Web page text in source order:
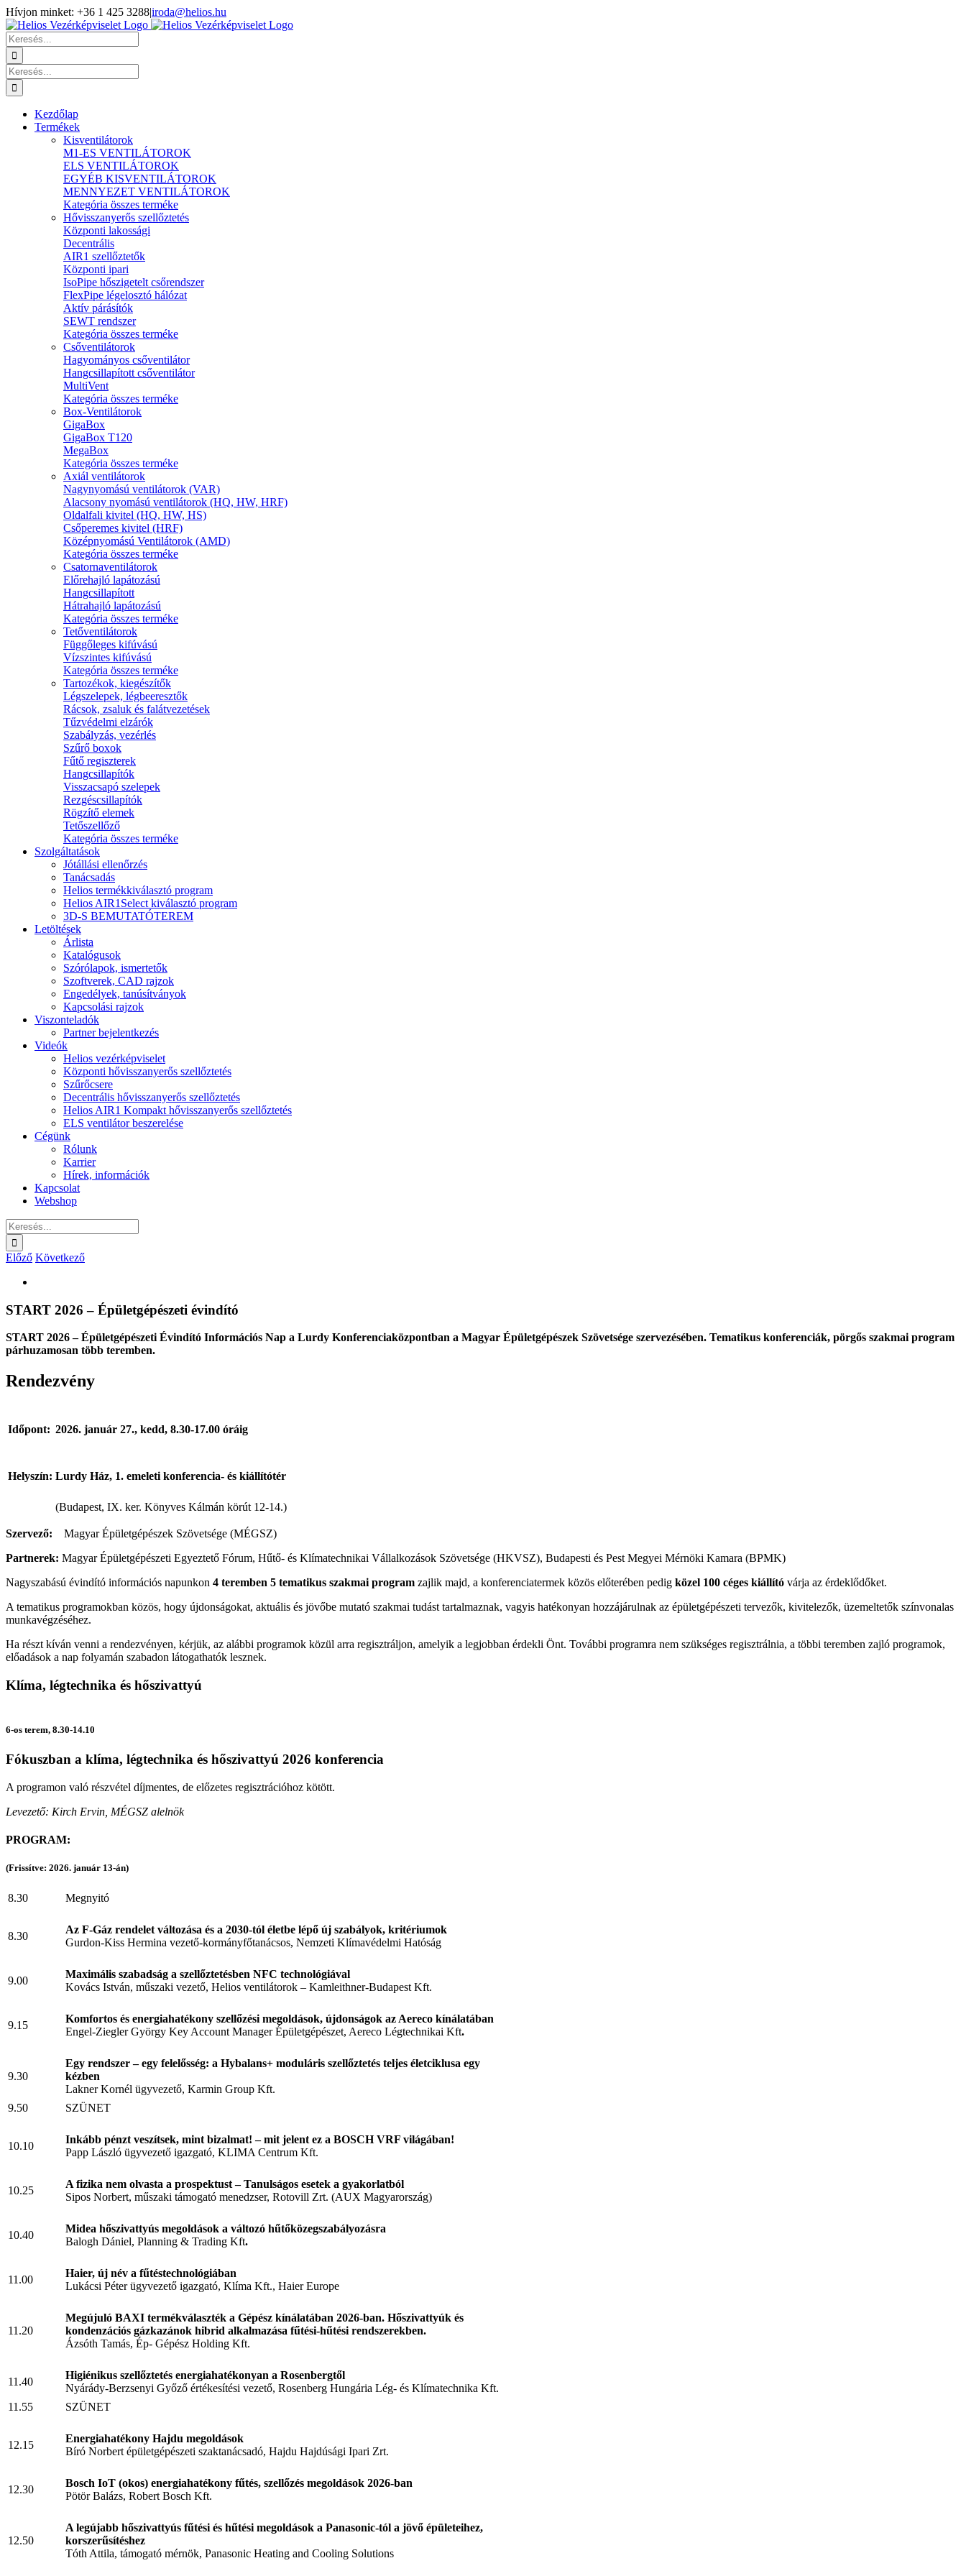
Kihagyás
Hívjon minket: +36 1 425 3288|iroda@helios.hu
YouTube
Facebook
Keresés...
Keresés...
Kezdőlap
Termékek
Kisventilátorok
M1-ES VENTILÁTOROK
ELS VENTILÁTOROK
EGYÉB KISVENTILÁTOROK
MENNYEZET VENTILÁTOROK
Kategória összes terméke
Hővisszanyerős szellőztetés
Központi lakossági
Decentrális
AIR1 szellőztetők
Központi ipari
IsoPipe hőszigetelt csőrendszer
FlexPipe légelosztó hálózat
Aktív párásítók
SEWT rendszer
Kategória összes terméke
Csőventilátorok
Hagyományos csőventilátor
Hangcsillapított csőventilátor
MultiVent
Kategória összes terméke
Box-Ventilátorok
GigaBox
GigaBox T120
MegaBox
Kategória összes terméke
Axiál ventilátorok
Nagynyomású ventilátorok (VAR)
Alacsony nyomású ventilátorok (HQ, HW, HRF)
Oldalfali kivitel (HQ, HW, HS)
Csőperemes kivitel (HRF)
Középnyomású Ventilátorok (AMD)
Kategória összes terméke
Csatornaventilátorok
Előrehajló lapátozású
Hangcsillapított
Hátrahajló lapátozású
Kategória összes terméke
Tetőventilátorok
Függőleges kifúvású
Vízszintes kifúvású
Kategória összes terméke
Tartozékok, kiegészítők
Légszelepek, légbeeresztők
Rácsok, zsaluk és falátvezetések
Tűzvédelmi elzárók
Szabályzás, vezérlés
Szűrő boxok
Fűtő regiszterek
Hangcsillapítók
Visszacsapó szelepek
Rezgéscsillapítók
Rögzítő elemek
Tetőszellőző
Kategória összes terméke
Szolgáltatások
Jótállási ellenőrzés
Tanácsadás
Helios termékkiválasztó program
Helios AIR1Select kiválasztó program
3D-S BEMUTATÓTEREM
Letöltések
Árlista
Katalógusok
Szórólapok, ismertetők
Szoftverek, CAD rajzok
Engedélyek, tanúsítványok
Kapcsolási rajzok
Viszonteladók
Partner bejelentkezés
Videók
Helios vezérképviselet
Központi hővisszanyerős szellőztetés
Szűrőcsere
Decentrális hővisszanyerős szellőztetés
Helios AIR1 Kompakt hővisszanyerős szellőztetés
ELS ventilátor beszerelése
Cégünk
Rólunk
Karrier
Hírek, információk
Kapcsolat
Webshop
Keresés...
Előző Következő
Image
START 2026 – Épületgépészeti évindító
START 2026 – Épületgépészeti Évindító Információs Nap a Lurdy Konferenciaközpontban a Magyar Épületgépészek Szövetsége szervezésében. Tematikus konferenciák, pörgős szakmai program
párhuzamosan több teremben.
Rendezvény
Időpont: 2026. január 27., kedd, 8.30-17.00 óráig
Helyszín: Lurdy Ház, 1. emeleti konferencia- és kiállítótér
(Budapest, IX. ker. Könyves Kálmán körút 12-14.)
Szervező: Magyar Épületgépészek Szövetsége (MÉGSZ)
Partnerek: Magyar Épületgépészeti Egyeztető Fórum, Hűtő- és Klímatechnikai Vállalkozások Szövetsége (HKVSZ), Budapesti és Pest Megyei Mérnöki Kamara (BPMK)
Nagyszabású évindító információs napunkon 4 teremben 5 tematikus szakmai program zajlik majd, a konferenciatermek közös előterében pedig közel 100 céges kiállító várja az érdeklődőket.
A tematikus programokban közös, hogy újdonságokat, aktuális és jövőbe mutató szakmai tudást tartalmaznak, vagyis hatékonyan hozzájárulnak az épületgépészeti tervezők, kivitelezők, üzemeltetők színvonalas
munkavégzéséhez.
Ha részt kíván venni a rendezvényen, kérjük, az alábbi programok közül arra regisztráljon, amelyik a legjobban érdekli Önt. További programra nem szükséges regisztrálnia, a többi teremben zajló programok,
előadások a nap folyamán szabadon látogathatók lesznek.
Klíma, légtechnika és hőszivattyú
6-os terem, 8.30-14.10
Fókuszban a klíma, légtechnika és hőszivattyú 2026 konferencia
A programon való részvétel díjmentes, de előzetes regisztrációhoz kötött.
Levezető: Kirch Ervin, MÉGSZ alelnök
PROGRAM:
(Frissítve: 2026. január 13-án)
8.30 Megnyitó
8.30
Az F-Gáz rendelet változása és a 2030-tól életbe lépő új szabályok, kritériumok
Gurdon-Kiss Hermina vezető-kormányfőtanácsos, Nemzeti Klímavédelmi Hatóság
9.00
Maximális szabadság a szellőztetésben NFC technológiával
Kovács István, műszaki vezető, Helios ventilátorok – Kamleithner-Budapest Kft.
9.15
Komfortos és energiahatékony szellőzési megoldások, újdonságok az Aereco kínálatában
Engel-Ziegler György Key Account Manager Épületgépészet, Aereco Légtechnikai Kft.
9.30
Egy rendszer – egy felelősség: a Hybalans+ moduláris szellőztetés teljes életciklusa egy
kézben
Lakner Kornél ügyvezető, Karmin Group Kft.
9.50
SZÜNET
10.10
Inkább pénzt veszítsek, mint bizalmat! – mit jelent ez a BOSCH VRF világában!
Papp László ügyvezető igazgató, KLIMA Centrum Kft.
10.25
A fizika nem olvasta a prospektust – Tanulságos esetek a gyakorlatból
Sipos Norbert, műszaki támogató menedzser, Rotovill Zrt. (AUX Magyarország)
10.40
Midea hőszivattyús megoldások a változó hűtőközegszabályozásra
Balogh Dániel, Planning & Trading Kft.
11.00
Haier, új név a fűtéstechnológiában
Lukácsi Péter ügyvezető igazgató, Klíma Kft., Haier Europe
11.20
Megújuló BAXI termékválaszték a Gépész kínálatában 2026-ban. Hőszivattyúk és
kondenzációs gázkazánok hibrid alkalmazása fűtési-hűtési rendszerekben.
Ázsóth Tamás, Ép- Gépész Holding Kft.
11.40
Higiénikus szellőztetés energiahatékonyan a Rosenbergtől
Nyárády-Berzsenyi Győző értékesítési vezető, Rosenberg Hungária Lég- és Klímatechnika Kft.
11.55
SZÜNET
12.15
Energiahatékony Hajdu megoldások
Bíró Norbert épületgépészeti szaktanácsadó, Hajdu Hajdúsági Ipari Zrt.
12.30
Bosch IoT (okos) energiahatékony fűtés, szellőzés megoldások 2026-ban
Pötör Balázs, Robert Bosch Kft.
12.50
A legújabb hőszivattyús fűtési és hűtési megoldások a Panasonic-tól a jövő épületeihez,
korszerűsítéshez
Tóth Attila, támogató mérnök, Panasonic Heating and Cooling Solutions